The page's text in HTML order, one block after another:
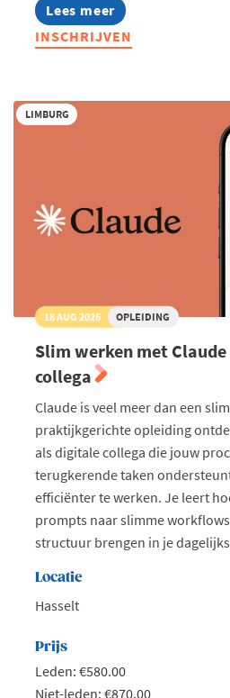
Lees meer
about
Plato
Walks:
INSCHRIJVEN
LIMBURG
18 AUG 2026 OPLEIDING
Slim werken met
collega
Claude is veel meer dan een
praktijkgerichte opleiding
als digitale collega die jouw
terugkerende taken
efficiënter te werken. Je leert
prompts naar slimme
structuur brengen in je
Locatie
Hasselt
Prijs
Leden: €580.00
Niet-leden: €870.00